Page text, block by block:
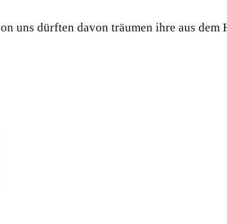
uns dürften davon träumen ihre aus dem